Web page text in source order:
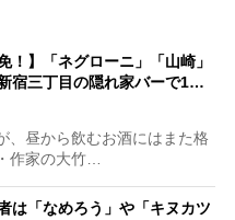
！】「ネグローニ」「山崎」
宿三丁目の隠れ家バーで1…
昼から飲むお酒にはまた格
作家の大竹…
は「なめろう」や「キヌカツ